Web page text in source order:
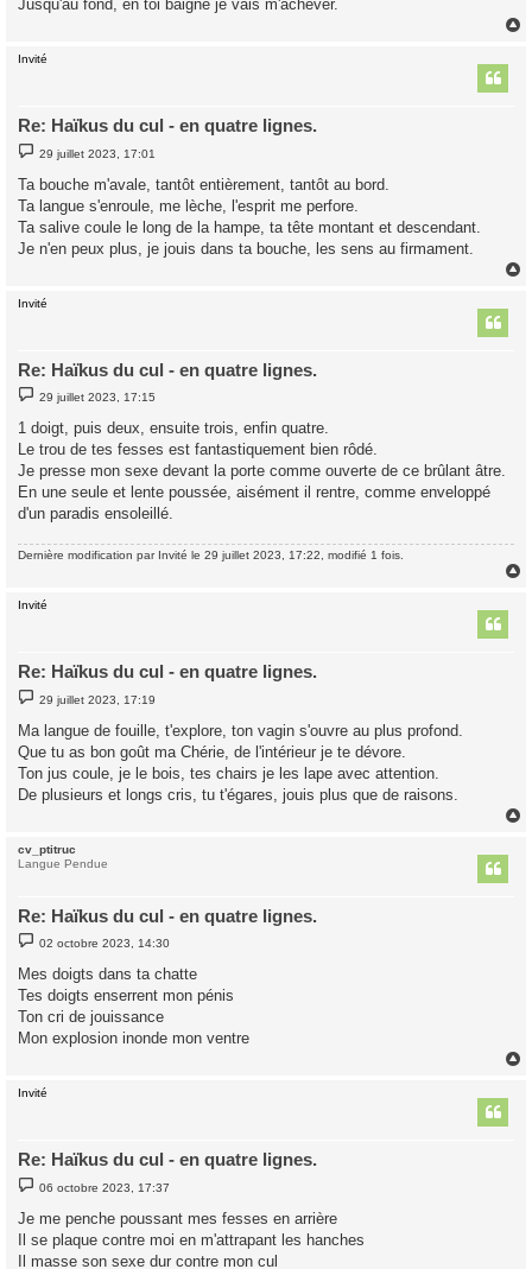
Jusqu'au fond, en toi baigné je vais m'achever.
Invité
Re: Haïkus du cul - en quatre lignes.
M
e
s
s
e
29 juillet 2023, 17:01
Ta bouche m'avale, tantôt entièrement, tantôt au bord.
Ta langue s'enroule, me lèche, l'esprit me perfore.
Ta salive coule le long de la hampe, ta tête montant et descendant.
Je n'en peux plus, je jouis dans ta bouche, les sens au firmament.
Invité
Re: Haïkus du cul - en quatre lignes.
M
e
s
s
a
e
29 juillet 2023, 17:15
1 doigt, puis deux, ensuite trois, enfin quatre.
Le trou de tes fesses est fantastiquement bien rôdé.
Je presse mon sexe devant la porte comme ouverte de ce brûlant âtre.
En une seule et lente poussée, aisément il rentre, comme enveloppé
d'un paradis ensoleillé.
Dernière modification par Invité le 29 juillet 2023, 17:22, modifié 1 fois.
Invité
Re: Haïkus du cul - en quatre lignes.
M
e
s
a
e
29 juillet 2023, 17:19
Ma langue de fouille, t'explore, ton vagin s'ouvre au plus profond.
Que tu as bon goût ma Chérie, de l'intérieur je te dévore.
Ton jus coule, je le bois, tes chairs je les lape avec attention.
De plusieurs et longs cris, tu t'égares, jouis plus que de raisons.
cv_ptitruc
Langue Pendue
Re: Haïkus du cul - en quatre lignes.
M
e
s
a
e
02 octobre 2023, 14:30
Mes doigts dans ta chatte
Tes doigts enserrent mon pénis
Ton cri de jouissance
Mon explosion inonde mon ventre
Invité
Re: Haïkus du cul - en quatre lignes.
M
e
s
a
06 octobre 2023, 17:37
Je me penche poussant mes fesses en arrière
Il se plaque contre moi en m'attrapant les hanches
Il masse son sexe dur contre mon cul